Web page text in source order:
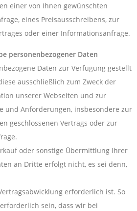
einer von Ihnen gewünschten
eines Preisausschreibens, zur
oder einer Informationsanfrage.
personenbezogener Daten
Daten zur Verfügung gestellt
ausschließlich zum Zweck der
unserer Webseiten und zur
und Anforderungen, insbesondere zur
geschlossenen Vertrags oder zur
oder sonstige Übermittlung Ihrer
an Dritte erfolgt nicht, es sei denn,
erforderlich ist. So
sein, dass wir bei